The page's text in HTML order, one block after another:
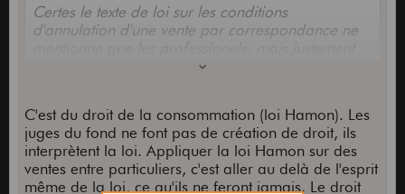
Certes le texte de loi sur les conditions
d'annulation d'une vente par correspondance ne
c'est une incitation pour les magistrats à appliquer
tu écris, tout de même.
C'est du droit de la consommation (loi Hamon). Les
juges du fond ne font pas de création de droit, ils
interprètent la loi. Appliquer la loi Hamon sur des
ventes entre particuliers, c'est aller au delà de l'esprit
même de la loi, ce qu'ils ne feront jamais. Le droit